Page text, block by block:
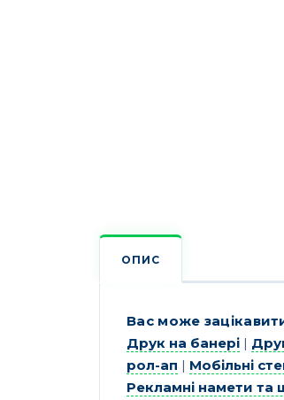
ОПИС
Вас може
Друк на банері |
рол-ап | Мобільні
Рекламні намети та